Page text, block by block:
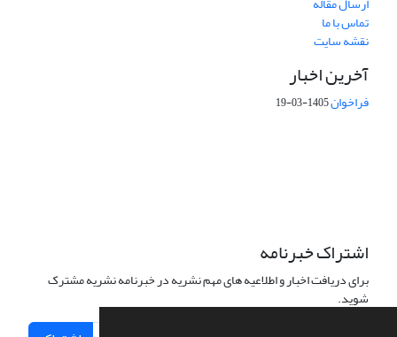
تماس با ما
نقشه سایت
آخرین اخبار
فراخوان1405-03-19
اشتراک خبرنامه
برای دریافت اخبار و اطلاعیه های مهم نشریه در خبرنامه نشریه مشترک
شوید.